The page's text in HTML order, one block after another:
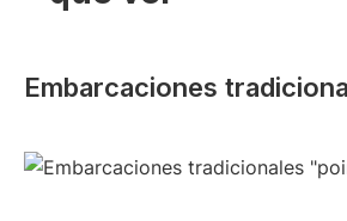
Embarcaciones